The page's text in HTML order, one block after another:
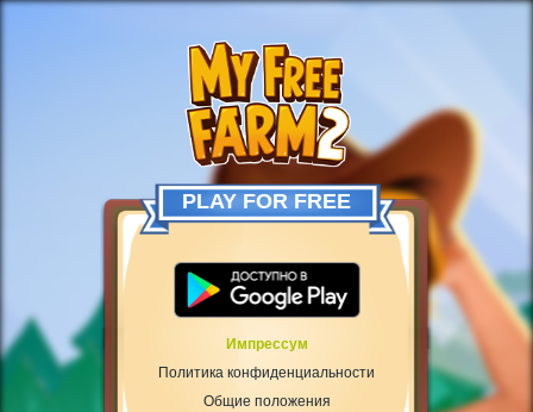
PLAY FOR FREE
Импрессум
Политика конфиденциальности
Общие положения